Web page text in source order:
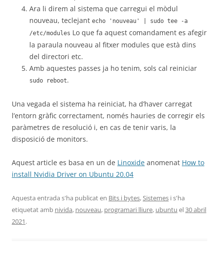
Ara li direm al sistema que carregui el mòdul
nouveau, teclejant echo 'nouveau' | sudo tee -a
/etc/modules Lo que fa aquest comandament es afegir
la paraula nouveau al fitxer modules que està dins
del directori etc.
Amb aquestes passes ja ho tenim, sols cal reiniciar
sudo reboot.
Una vegada el sistema ha reiniciat, ha d’haver carregat
l’entorn gràfic correctament, només hauries de corregir els
paràmetres de resolució i, en cas de tenir varis, la
disposició de monitors.
Aquest article es basa en un de Linoxide anomenat How to
install Nvidia Driver on Ubuntu 20.04
Aquesta entrada s'ha publicat en Bits i bytes,Sistemes i s'ha
etiquetat amb nivida, nouveau, programari lliure, ubuntu el30 abril
2021.